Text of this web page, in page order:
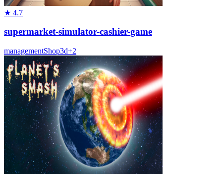
★ 4.7
supermarket-simulator-cashier-game
managementShop3d+2